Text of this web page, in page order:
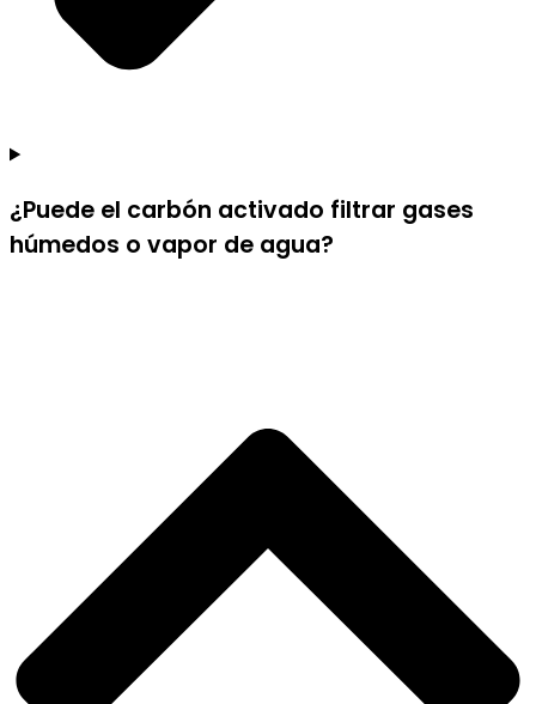
¿Puede el carbón activado filtrar gases
húmedos o vapor de agua?